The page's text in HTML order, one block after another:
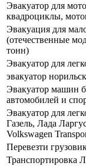
Эвакуатор для
квадроциклы,
Эвакуация для
(отечественные
тонн)
Эвакуатор для
эвакуатор
Эвакуатор машин
автомобилей и
Эвакуатор для
Газель, Лада
Volkswagen
Перевезти
Транспортировка